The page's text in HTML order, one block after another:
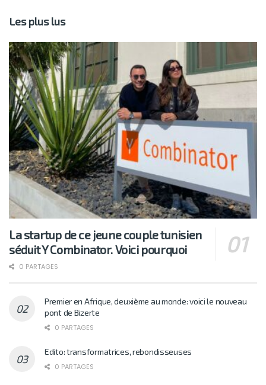
Les plus lus
La startup de ce jeune couple tunisien
séduit Y Combinator. Voici pourquoi
0 PARTAGES
Premier en Afrique, deuxième au monde: voici le nouveau
pont de Bizerte
0 PARTAGES
Edito: transformatrices, rebondisseuses
0 PARTAGES